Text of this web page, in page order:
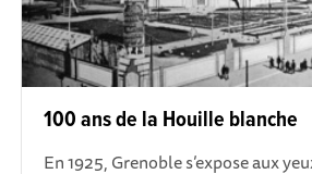
100 ans de la Houille blanche
En 1925, Grenoble s’expose aux